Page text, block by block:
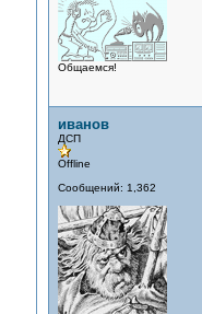
Общаемся!
иванов
ДСП
Offline
Сообщений: 1,362